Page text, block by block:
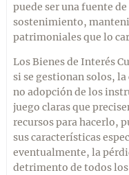
puede ser una fuente
sostenimiento,
patrimoniales que lo
Los Bienes de Interés
si se gestionan solos,
no adopción de los
juego claras que
recursos para hacerlo,
sus características
eventualmente, la
detrimento de todos